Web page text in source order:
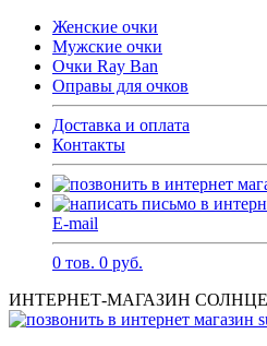
Женские очки
Мужские очки
Очки Ray Ban
Оправы для очков
Доставка и оплата
Контакты
E-mail
0 тов. 0 руб.
ИНТЕРНЕТ-МАГАЗИН